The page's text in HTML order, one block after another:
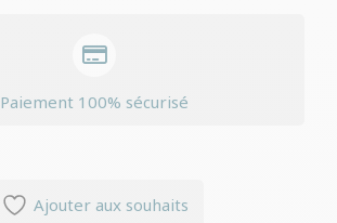
Paiement 100% sécurisé
Ajouter aux souhaits